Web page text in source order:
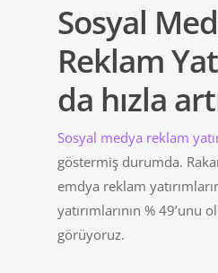
Sosyal
Reklam
da hızla
Sosyal medya reklam
göstermiş durumda.
emdya reklam
yatırımlarının % 49’unu
görüyoruz.